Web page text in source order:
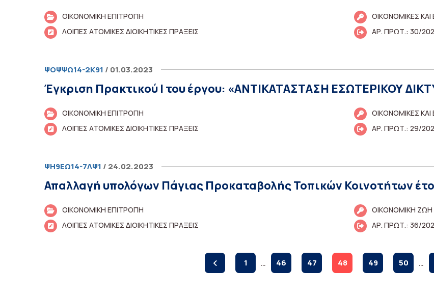
ΟΙΚΟΝΟΜΙΚΗ ΕΠΙΤΡΟΠΗ
ΟΙΚΟΝΟΜΙΚΕΣ
ΛΟΙΠΕΣ ΑΤΟΜΙΚΕΣ ΔΙΟΙΚΗΤΙΚΕΣ ΠΡΑΞΕΙΣ
ΑΡ. ΠΡΩΤ.: 30/
ΨΟΨΨΩ14-2Κ91 / 01.03.2023
Έγκριση Πρακτικού Ι του έργου: «ΑΝΤΙΚΑΤΑΣΤΑΣΗ ΕΣΩΤΕΡΙΚΟΥ
ΟΙΚΟΝΟΜΙΚΗ ΕΠΙΤΡΟΠΗ
ΟΙΚΟΝΟΜΙΚΕΣ
ΛΟΙΠΕΣ ΑΤΟΜΙΚΕΣ ΔΙΟΙΚΗΤΙΚΕΣ ΠΡΑΞΕΙΣ
ΑΡ. ΠΡΩΤ.: 29/
ΨΗ9ΕΩ14-7ΛΨ1 / 24.02.2023
Απαλλαγή υπολόγων Πάγιας Προκαταβολής Τοπικών Κοινοτήτων
ΟΙΚΟΝΟΜΙΚΗ ΕΠΙΤΡΟΠΗ
ΟΙΚΟΝΟΜΙΚΗ ΖΩΗ
ΛΟΙΠΕΣ ΑΤΟΜΙΚΕΣ ΔΙΟΙΚΗΤΙΚΕΣ ΠΡΑΞΕΙΣ
ΑΡ. ΠΡΩΤ.: 36/
1 … 46 47 48 49 50 …